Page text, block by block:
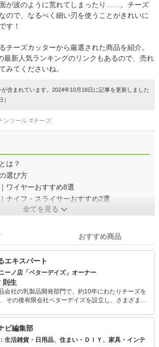
が波のように荒れてしまったり……。チーズ
ので、なるべく細い刃を使うことがきれいに
す！
チーズカッターから厳選された商品を紹介。
最新人気ランキングのリンクもあるので、売れ
みてくださいね。
含まれています。2024年10月18日に記事を更新しました
）
ンツール #チーズ
は？
選び方
ワイヤーおすすめ8選
ナイフ・スライサーおすすめ2選
全てを見る
おすすめ商品
エキスパート
ーノ店「ベターデイズ」オーナー
則生
会社の乳製品開発部門で、約10年にわたりチーズを
その後有限会社ベターデイズを設立し、さまざまな
販売する「ベターデイズ」をオープン。 約10年間営
、ファンに惜しまれつつ閉店。 共同レシピ集2冊
ンドイッチノート」柴田書店、「サンドイッチバリ
ョンブック」誠文堂新光社）、チーズ本1冊（「プロ
ビ編集部
生活雑貨・日用品、住まい・ＤＩＹ、家具・インテ